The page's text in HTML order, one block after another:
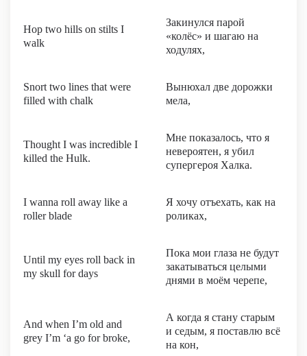
Hop two hills on stilts I
walk
Закинулся парой
«колёс» и шагаю на
ходулях,
Snort two lines that were
filled with chalk
Вынюхал две дорожки
мела,
Thought I was incredible I
killed the Hulk.
Мне показалось, что я
невероятен, я убил
супергероя Халка.
I wanna roll away like a
roller blade
Я хочу отъехать, как на
роликах,
Until my eyes roll back in
my skull for days
Пока мои глаза не будут
закатываться целыми
днями в моём черепе,
And when I’m old and
grey I’m ‘a go for broke,
А когда я стану старым
и седым, я поставлю всё
на кон,